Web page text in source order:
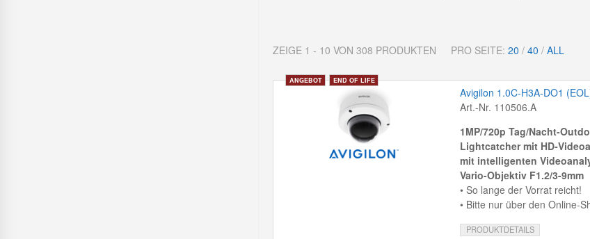
ZEIGE 1 - 10 VON 308 PRODUKTEN PRO SEITE: 20 / 40 / ALL
Avigilon 1.0C-H3A-DO1
Art.-Nr. 110506.A
1MP/720p Tag/Nacht-
Lightcatcher mit HD-
mit intelligenten
Vario-Objektiv F1.2/3-9mm
• So lange der Vorrat reicht!
• Bitte nur über den Online-
PRODUKTDETAILS